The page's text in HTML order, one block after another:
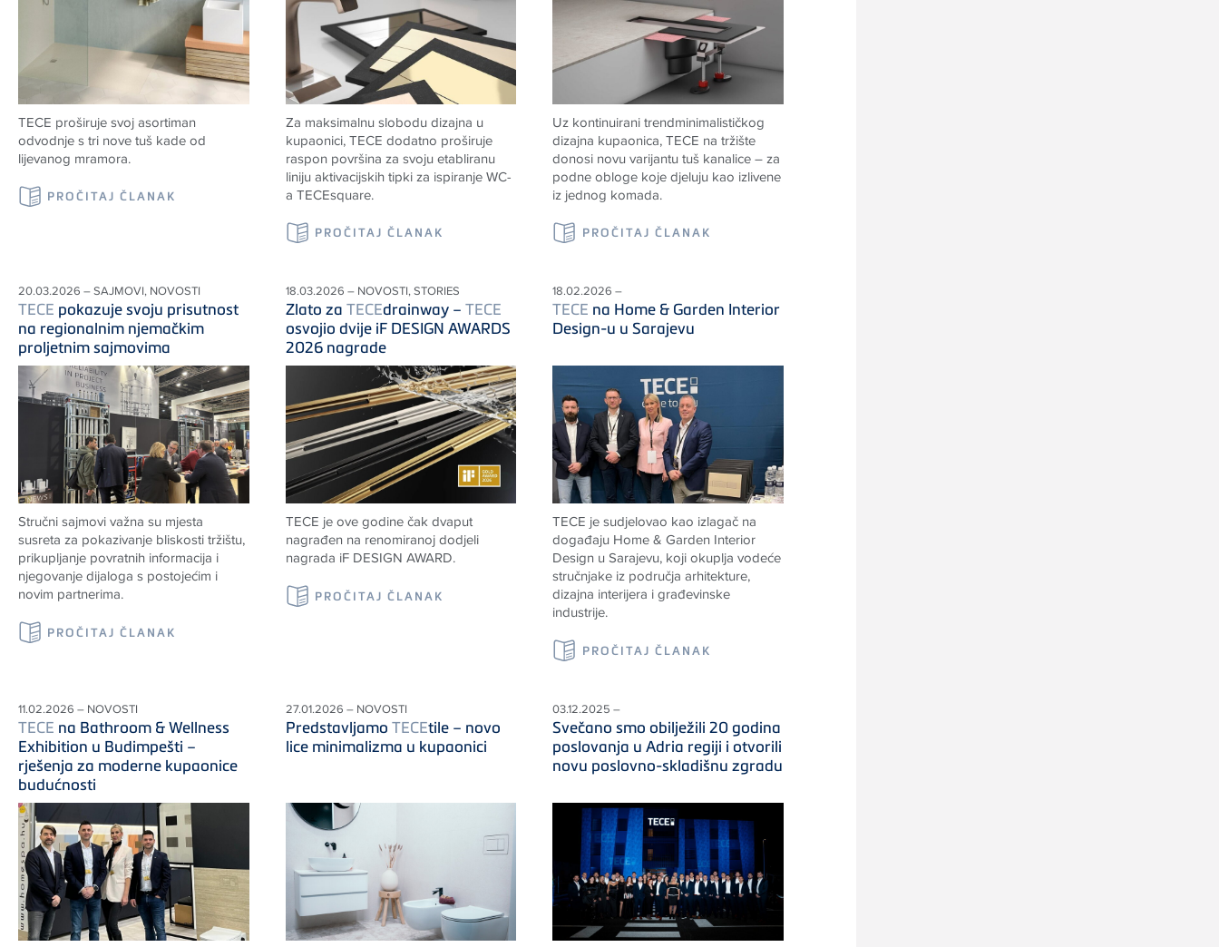
TECE proširuje svoj asortiman
odvodnje s tri nove tuš kade od
lijevanog mramora.
PROČITAJ ČLANAK
Za maksimalnu slobodu dizajna u
kupaonici,TECE dodatno proširuje
raspon površina za svoju etabliranu
liniju aktivacijskih tipki za ispiranje WC-
a TECEsquare.
PROČITAJ ČLANAK
Uz kontinuirani trendminimalističkog
dizajna kupaonica, TECE na tržište
donosi novu varijantu tuš kanalice – za
podne obloge koje djeluju kao izlivene
iz jednog komada.
PROČITAJ ČLANAK
20.03.2026 – SAJMOVI, NOVOSTI
TECE pokazuje svoju prisutnost
na regionalnim njemačkim
proljetnim sajmovima
Stručni sajmovi važna su mjesta
susreta za pokazivanje bliskosti tržištu,
prikupljanje povratnih informacija i
njegovanje dijaloga s postojećim i
novim partnerima.
PROČITAJ ČLANAK
18.03.2026 – NOVOSTI, STORIES
Zlato za TECEdrainway – TECE
osvojio dvije iF DESIGN AWARDS
2026 nagrade
TECE je ove godine čak dvaput
nagrađen na renomiranoj dodjeli
nagrada iF DESIGN AWARD.
PROČITAJ ČLANAK
18.02.2026 –
TECE na Home & Garden Interior
Design-u u Sarajevu
TECE je sudjelovao kao izlagač na
događaju Home & Garden Interior
Design u Sarajevu, koji okuplja vodeće
stručnjake iz područja arhitekture,
dizajna interijera i građevinske
industrije.
PROČITAJ ČLANAK
11.02.2026 – NOVOSTI
TECE na Bathroom & Wellness
Exhibition u Budimpešti –
rješenja za moderne kupaonice
budućnosti
27.01.2026 – NOVOSTI
Predstavljamo TECEtile – novo
lice minimalizma u kupaonici
03.12.2025 –
Svečano smo obilježili 20 godina
poslovanja u Adria regiji i otvorili
novu poslovno-skladišnu zgradu